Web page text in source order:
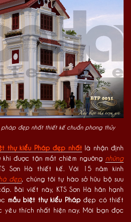
pháp đẹp nhất thiết kế chuẩn phong thủy
thự kiểu Pháp đẹp nhấtlà nhận định
được tận mắt chiêm ngưỡng những
Sơn Hà thiết kế. Với 15 năm kinh
đẹp, chúng tôi tự hào sở hữu bộ sưu
Bài viết này, KTS Sơn Hà hân hạnh
mẫu biệt thự kiểu Phápđẹp có thiết
yêu thích nhất hiện nay. Mời bạn đọc